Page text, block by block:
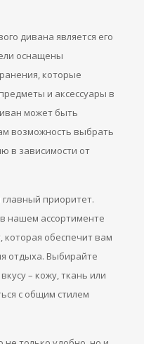
дивана является его
оснащены
которые
и аксессуары в
может быть
возможность выбрать
в зависимости от
приоритет.
нашем ассортименте
которая обеспечит вам
отдыха. Выбирайте
– кожу, ткань или
с общим стилем